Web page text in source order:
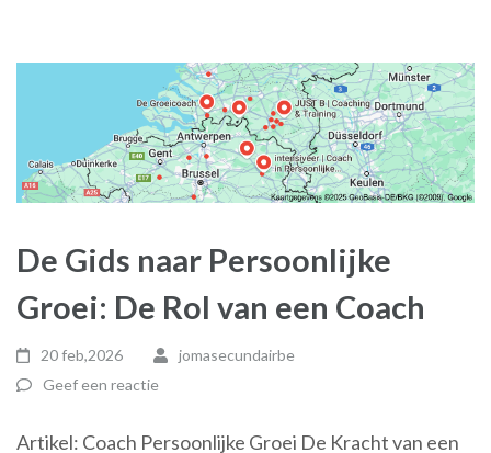
De Gids naar Persoonlijke
Groei: De Rol van een Coach
20 feb,2026
jomasecundairbe
Geef een reactie
Artikel: Coach Persoonlijke Groei De Kracht van een